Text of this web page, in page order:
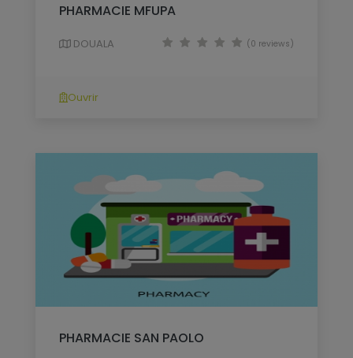
PHARMACIE MFUPA
DOUALA (0 reviews)
Ouvrir
PHARMACIE SAN PAOLO